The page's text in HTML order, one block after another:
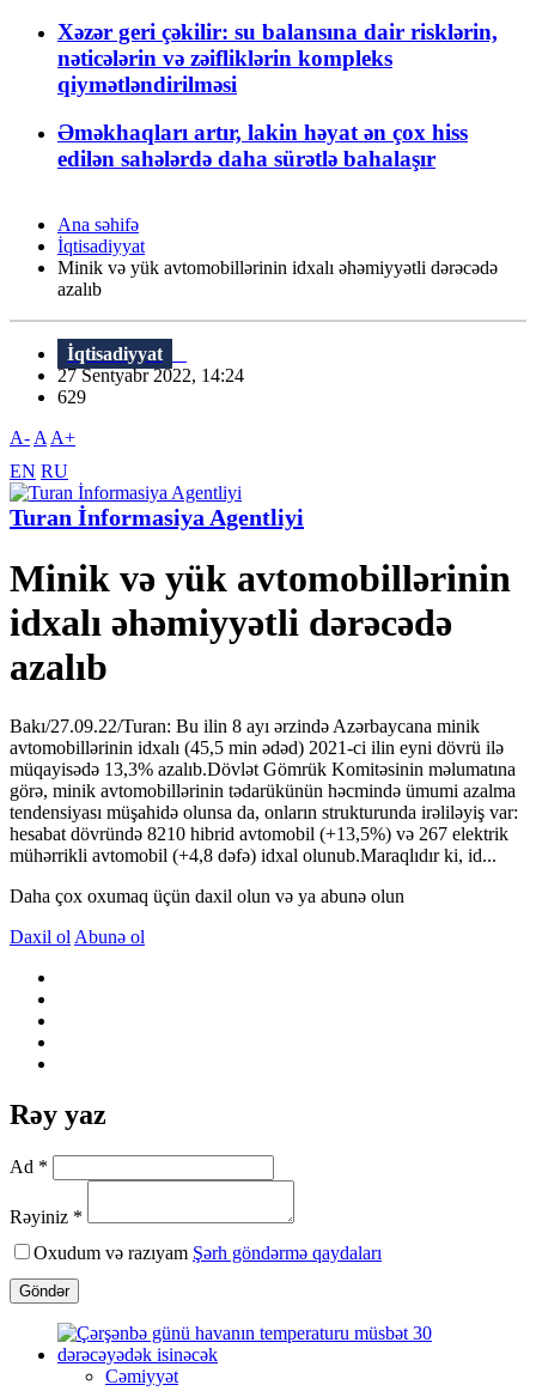
Xəzər geri çəkilir: su balansına dair risklərin,
nəticələrin və zəifliklərin kompleks
qiymətləndirilməsi
Əməkhaqları artır, lakin həyat ən çox hiss
edilən sahələrdə daha sürətlə bahalaşır
Ana səhifə
İqtisadiyyat
Minik və yük avtomobillərinin idxalı əhəmiyyətli dərəcədə
azalıb
İqtisadiyyat
27 Sentyabr 2022, 14:24
629
A- A A+
EN RU
Turan İnformasiya Agentliyi
Minik və yük avtomobillərinin
idxalı əhəmiyyətli dərəcədə
azalıb
Bakı/27.09.22/Turan: Bu ilin 8 ayı ərzində Azərbaycana minik
avtomobillərinin idxalı (45,5 min ədəd) 2021-ci ilin eyni dövrü ilə
müqayisədə 13,3% azalıb.Dövlət Gömrük Komitəsinin məlumatına
görə, minik avtomobillərinin tədarükünün həcmində ümumi azalma
tendensiyası müşahidə olunsa da, onların strukturunda irəliləyiş var:
hesabat dövründə 8210 hibrid avtomobil (+13,5%) və 267 elektrik
mühərrikli avtomobil (+4,8 dəfə) idxal olunub.Maraqlıdır ki, id...
Daha çox oxumaq üçün daxil olun və ya abunə olun
Daxil ol Abunə ol
Rəy yaz
Ad *
Rəyiniz *
Oxudum və razıyam Şərh göndərmə qaydaları
Göndər
Cəmiyyət